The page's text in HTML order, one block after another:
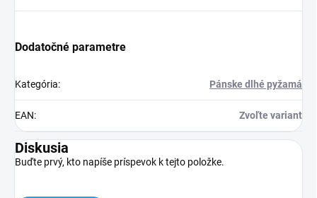
Dodatočné parametre
Kategória: Pánske dlhé pyžamá
EAN: Zvoľte variant
Diskusia
Buďte prvý, kto napíše príspevok k tejto položke.